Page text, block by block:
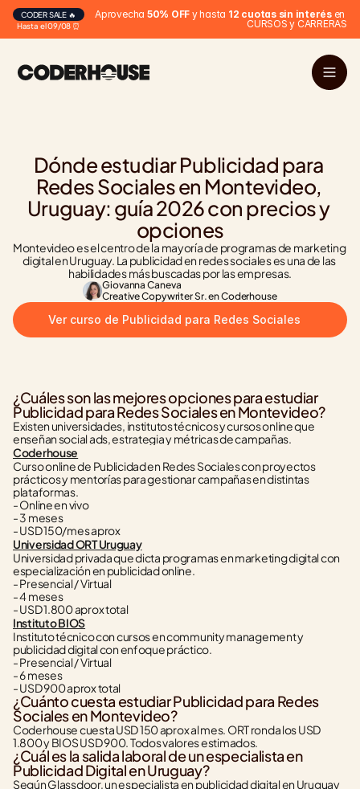
Hasta el 09/08 ⏰
CODER SALE 🔥 Aprovecha 50% OFF y hasta 12 cuotas sin interés en
CURSOS y CARRERAS
Dónde estudiar Publicidad para
Redes Sociales en Montevideo,
Uruguay: guía 2026 con precios y
opciones
Montevideo es el centro de la mayoría de programas de marketing
digital en Uruguay. La publicidad en redes sociales es una de las
habilidades más buscadas por las empresas.
Giovanna Caneva
Creative Copywriter Sr. en Coderhouse
Ver curso de Publicidad para Redes Sociales
¿Cuáles son las mejores opciones para estudiar
Publicidad para Redes Sociales en Montevideo?
Existen universidades, institutos técnicos y cursos online que
enseñan social ads, estrategia y métricas de campañas.
Coderhouse
Curso online de Publicidad en Redes Sociales con proyectos
prácticos y mentorías para gestionar campañas en distintas
plataformas.
- Online en vivo
- 3 meses
- USD 150/mes aprox
Universidad ORT Uruguay
Universidad privada que dicta programas en marketing digital con
especialización en publicidad online.
- Presencial / Virtual
- 4 meses
- USD 1.800 aprox total
Instituto BIOS
Instituto técnico con cursos en community management y
publicidad digital con enfoque práctico.
- Presencial / Virtual
- 6 meses
- USD 900 aprox total
¿Cuánto cuesta estudiar Publicidad para Redes
Sociales en Montevideo?
Coderhouse cuesta USD 150 aprox al mes. ORT ronda los USD
1.800 y BIOS USD 900. Todos valores estimados.
¿Cuál es la salida laboral de un especialista en
Publicidad Digital en Uruguay?
Según Glassdoor, un especialista en publicidad digital en Uruguay